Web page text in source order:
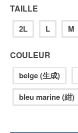
TAILLE
2L L M
COULEUR
beige (生成)
bleu marine (紺)